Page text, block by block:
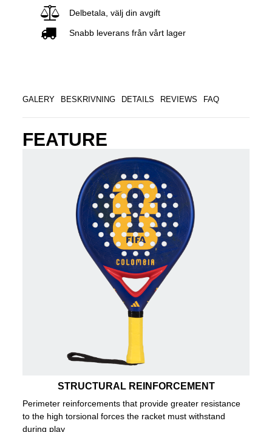
Delbetala, välj din avgift
Snabb leverans från vårt lager
GALERY BESKRIVNING DETAILS REVIEWS FAQ
FEATURE
STRUCTURAL REINFORCEMENT
Perimeter reinforcements that provide greater resistance
to the high torsional forces the racket must withstand
during play